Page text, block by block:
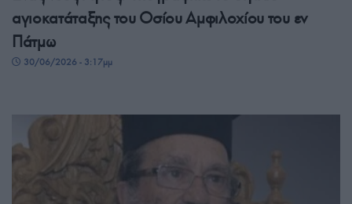
αγιοκατάταξης του Οσίου Αμφιλοχίου του εν
Πάτμω
30/06/2026 - 3:17μμ